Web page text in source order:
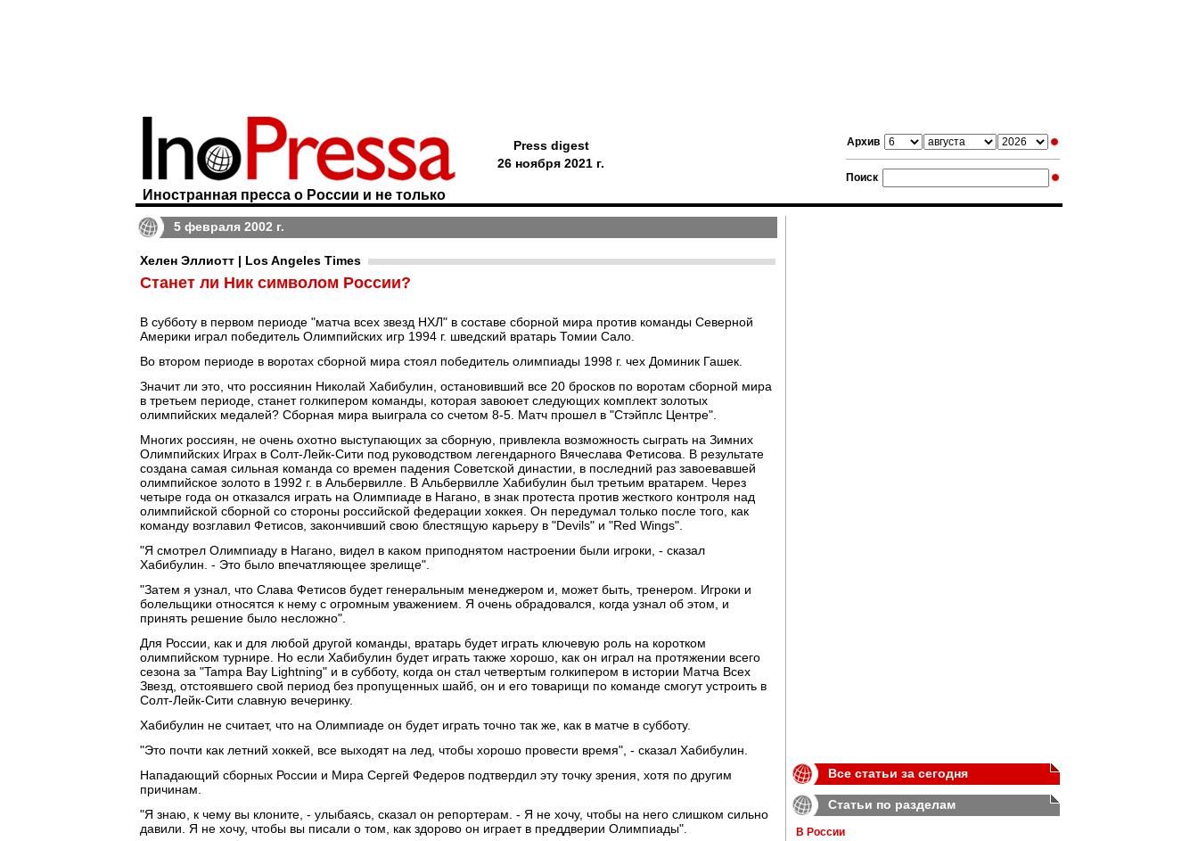
Архив
Поиск
Иностранная пресса о России и не только
Press digest
26 ноября 2021 г.
5 февраля 2002 г.
Хелен Эллиотт | Los Angeles Times
Станет ли Ник символом России?
В субботу в первом периоде "матча всех звезд НХЛ" в составе сборной мира против команды Северной
Америки играл победитель Олимпийских игр 1994 г. шведский вратарь Томии Сало.
Во втором периоде в воротах сборной мира стоял победитель олимпиады 1998 г. чех Доминик Гашек.
Значит ли это, что россиянин Николай Хабибулин, остановивший все 20 бросков по воротам сборной мира
в третьем периоде, станет голкипером команды, которая завоюет следующих комплект золотых
олимпийских медалей? Сборная мира выиграла со счетом 8-5. Матч прошел в "Стэйплс Центре".
Многих россиян, не очень охотно выступающих за сборную, привлекла возможность сыграть на Зимних
Олимпийских Играх в Солт-Лейк-Сити под руководством легендарного Вячеслава Фетисова. В результате
создана самая сильная команда со времен падения Советской династии, в последний раз завоевавшей
олимпийское золото в 1992 г. в Альбервилле. В Альбервилле Хабибулин был третьим вратарем. Через
четыре года он отказался играть на Олимпиаде в Нагано, в знак протеста против жесткого контроля над
олимпийской сборной со стороны российской федерации хоккея. Он передумал только после того, как
команду возглавил Фетисов, закончивший свою блестящую карьеру в "Devils" и "Red Wings".
"Я смотрел Олимпиаду в Нагано, видел в каком приподнятом настроении были игроки, - сказал
Хабибулин. - Это было впечатляющее зрелище".
"Затем я узнал, что Слава Фетисов будет генеральным менеджером и, может быть, тренером. Игроки и
болельщики относятся к нему с огромным уважением. Я очень обрадовался, когда узнал об этом, и
принять решение было несложно".
Для России, как и для любой другой команды, вратарь будет играть ключевую роль на коротком
олимпийском турнире. Но если Хабибулин будет играть также хорошо, как он играл на протяжении всего
сезона за "Tampa Bay Lightning" и в субботу, когда он стал четвертым голкипером в истории Матча Всех
Звезд, отстоявшего свой период без пропущенных шайб, он и его товарищи по команде смогут устроить в
Солт-Лейк-Сити славную вечеринку.
Хабибулин не считает, что на Олимпиаде он будет играть точно так же, как в матче в субботу.
"Это почти как летний хоккей, все выходят на лед, чтобы хорошо провести время", - сказал Хабибулин.
Нападающий сборных России и Мира Сергей Федеров подтвердил эту точку зрения, хотя по другим
причинам.
"Я знаю, к чему вы клоните, - улыбаясь, сказал он репортерам. - Я не хочу, чтобы на него слишком сильно
давили. Я не хочу, чтобы вы писали о том, как здорово он играет в преддверии Олимпиады".
Все статьи за сегодня
Статьи по разделам
В России